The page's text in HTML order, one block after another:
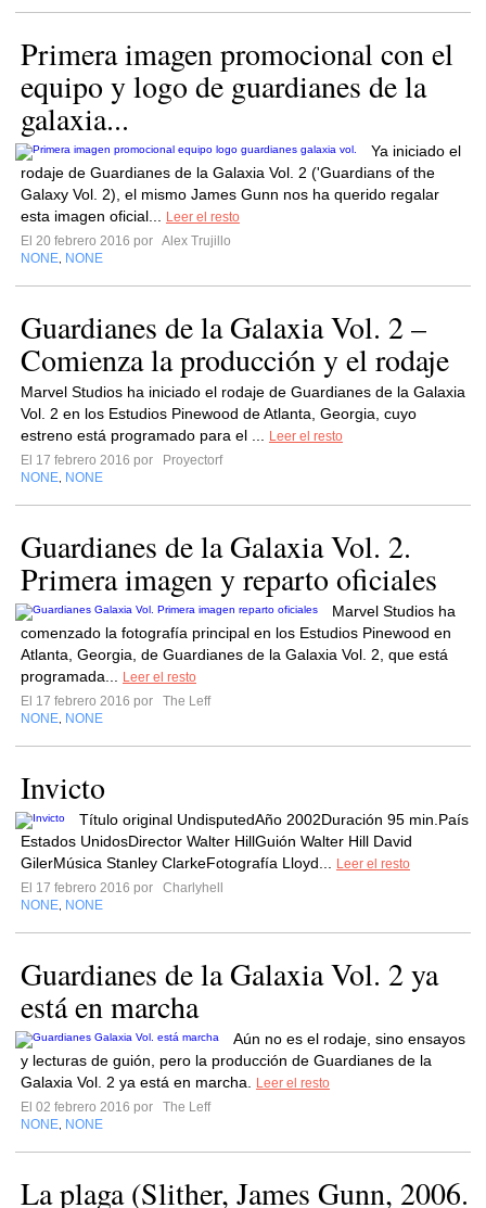
Primera imagen promocional con el
equipo y logo de guardianes de la
galaxia...
Ya iniciado el
rodaje de Guardianes de la Galaxia Vol. 2 ('Guardians of the
Galaxy Vol. 2), el mismo James Gunn nos ha querido regalar
esta imagen oficial...
Leer el resto
El 20 febrero 2016 por Alex Trujillo
NONE NONE
Guardianes de la Galaxia Vol. 2 –
Comienza la producción y el rodaje
Marvel Studios ha iniciado el rodaje de Guardianes de la Galaxia
Vol. 2 en los Estudios Pinewood de Atlanta, Georgia, cuyo
estreno está programado para el ...
Leer el resto
El 17 febrero 2016 por
Proyectorf
NONE NONE
Guardianes de la Galaxia Vol. 2.
Primera imagen y reparto oficiales
Marvel Studios ha
comenzado la fotografía principal en los Estudios Pinewood en
Atlanta, Georgia, de Guardianes de la Galaxia Vol. 2, que está
programada...
Leer el resto
El 17 febrero 2016 por
The Leff
NONE NONE
Invicto
Título original UndisputedAño 2002Duración 95 min.País
Estados UnidosDirector Walter HillGuión Walter Hill David
GilerMúsica Stanley ClarkeFotografía Lloyd...
Leer el resto
El 17 febrero 2016 por
Charlyhell
NONE NONE
Guardianes de la Galaxia Vol. 2 ya
está en marcha
Aún no es el rodaje, sino ensayos
y lecturas de guión, pero la producción de Guardianes de la
Galaxia Vol. 2 ya está en marcha.
Leer el resto
El 02 febrero 2016 por
The Leff
NONE NONE
La plaga (Slither, James Gunn, 2006.